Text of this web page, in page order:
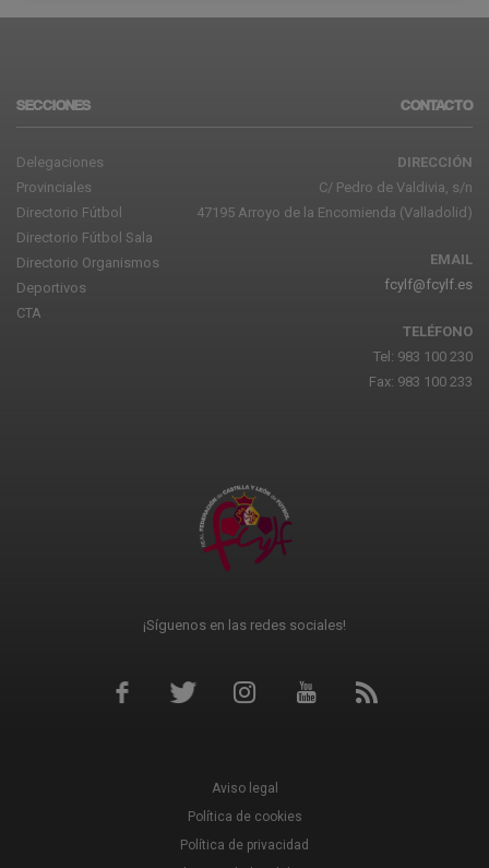
SECCIONES
Delegaciones
Provinciales
Directorio Fútbol
Directorio Fútbol Sala
Directorio Organismos
Deportivos
CTA
CONTACTO
DIRECCIÓN
C/ Pedro de Valdivia, s/n
47195 Arroyo de la Encomienda (Valladolid)
EMAIL
fcylf@fcylf.es
TELÉFONO
Tel: 983 100 230
Fax: 983 100 233
¡Síguenos en las redes sociales!
Aviso legal
Política de cookies
Política de privacidad